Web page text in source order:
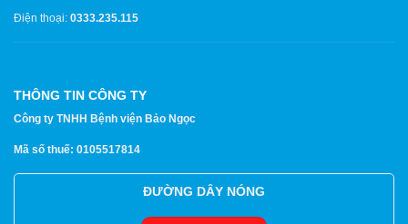
Điện thoại: 0333.235.115
THÔNG TIN CÔNG TY
Công ty TNHH Bệnh viện Bảo Ngọc
Mã số thuế: 0105517814
ĐƯỜNG DÂY NÓNG